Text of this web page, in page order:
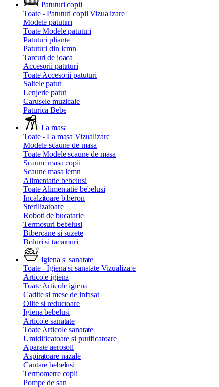
Patuturi copii
Toate - Patuturi copii Vizualizare
Modele patuturi
Toate Modele patuturi
Patuturi pliante
Patuturi din lemn
Tarcuri de joaca
Accesorii patuturi
Toate Accesorii patuturi
Saltele patut
Lenjerie patut
Carusele muzicale
Paturica Bebe
La masa
Toate - La masa Vizualizare
Modele scaune de masa
Toate Modele scaune de masa
Scaune masa copii
Scaune masa lemn
Alimentatie bebelusi
Toate Alimentatie bebelusi
Incalzitoare biberon
Sterilizatoare
Roboti de bucatarie
Termosuri bebelusi
Biberoane si suzete
Boluri si tacamuri
Igiena si sanatate
Toate - Igiena si sanatate Vizualizare
Articole igiena
Toate Articole igiena
Cadite si mese de infasat
Olite si reductoare
Igiena bebelusi
Articole sanatate
Toate Articole sanatate
Umidificatoare si purificatoare
Aparate aerosoli
Aspiratoare nazale
Cantare bebelusi
Termometre copii
Pompe de san